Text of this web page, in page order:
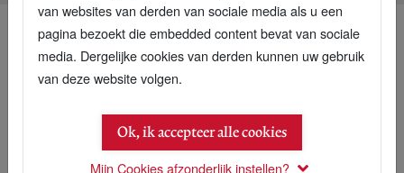
van websites van derden van sociale media als u een
pagina bezoekt die embedded content bevat van sociale
media. Dergelijke cookies van derden kunnen uw gebruik
van deze website volgen.
Ok, ik accepteer alle cookies
Mijn Cookies afzonderlijk instellen?